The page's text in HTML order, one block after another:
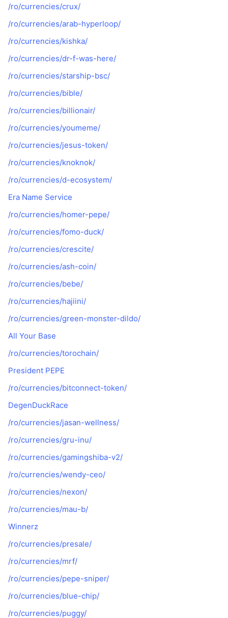
/ro/currencies/crux/
/ro/currencies/arab-hyperloop/
/ro/currencies/kishka/
/ro/currencies/dr-f-was-here/
/ro/currencies/starship-bsc/
/ro/currencies/bible/
/ro/currencies/billionair/
/ro/currencies/youmeme/
/ro/currencies/jesus-token/
/ro/currencies/knoknok/
/ro/currencies/d-ecosystem/
Era Name Service
/ro/currencies/homer-pepe/
/ro/currencies/fomo-duck/
/ro/currencies/crescite/
/ro/currencies/ash-coin/
/ro/currencies/bebe/
/ro/currencies/hajiini/
/ro/currencies/green-monster-dildo/
All Your Base
/ro/currencies/torochain/
President PEPE
/ro/currencies/bitconnect-token/
DegenDuckRace
/ro/currencies/jasan-wellness/
/ro/currencies/gru-inu/
/ro/currencies/gamingshiba-v2/
/ro/currencies/wendy-ceo/
/ro/currencies/nexon/
/ro/currencies/mau-b/
Winnerz
/ro/currencies/presale/
/ro/currencies/mrf/
/ro/currencies/pepe-sniper/
/ro/currencies/blue-chip/
/ro/currencies/puggy/